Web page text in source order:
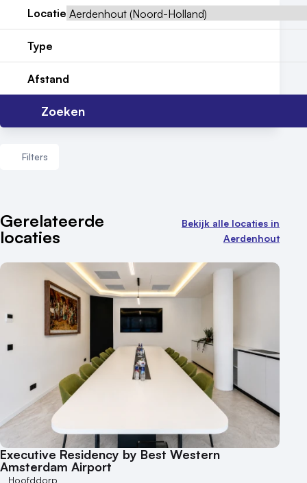
Reviews (5⭐️)
Contact
Locatie
Type
Afstand
Zoeken
Filters
Aantal zalen
1 - 5 zalen
10 of meer zalen
Aantal personen
1 - 50 personen
50 - 100 personen
100 - 250 personen
250 - 500 personen
500+ personen
Bijzondere locaties
Buitenlocatie
Duurzame locatie
Groene locatie
Gerelateerde
locaties
Bekijk alle locaties in
Aerdenhout
Executive Residency by Best Western
Amsterdam Airport
Hoofddorp